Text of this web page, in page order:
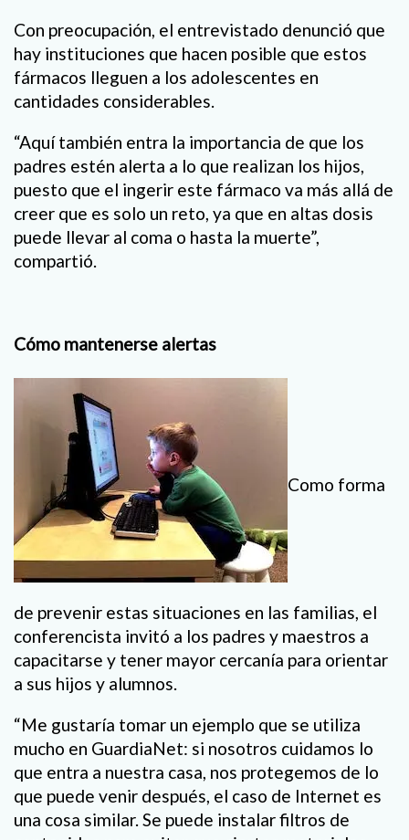
Con preocupación, el entrevistado denunció que
hay instituciones que hacen posible que estos
fármacos lleguen a los adolescentes en
cantidades considerables.
“Aquí también entra la importancia de que los
padres estén alerta a lo que realizan los hijos,
puesto que el ingerir este fármaco va más allá de
creer que es solo un reto, ya que en altas dosis
puede llevar al coma o hasta la muerte”,
compartió.
Cómo mantenerse alertas
Como forma
de prevenir estas situaciones en las familias, el
conferencista invitó a los padres y maestros a
capacitarse y tener mayor cercanía para orientar
a sus hijos y alumnos.
“Me gustaría tomar un ejemplo que se utiliza
mucho en GuardiaNet: si nosotros cuidamos lo
que entra a nuestra casa, nos protegemos de lo
que puede venir después, el caso de Internet es
una cosa similar. Se puede instalar filtros de